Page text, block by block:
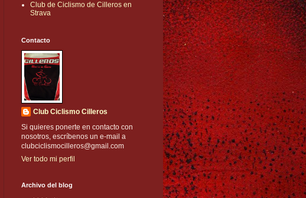
Club de Ciclismo de Cilleros en
Strava
Contacto
Club Ciclismo Cilleros
Si quieres ponerte en contacto con
nosotros, escríbenos un e-mail a
clubciclismocilleros@gmail.com
Ver todo mi perfil
Archivo del blog